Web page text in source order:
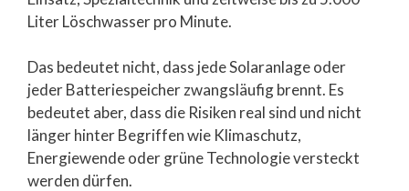
Liter Löschwasser pro Minute.
Das bedeutet nicht, dass jede Solaranlage oder
jeder Batteriespeicher zwangsläufig brennt. Es
bedeutet aber, dass die Risiken real sind und nicht
länger hinter Begriffen wie Klimaschutz,
Energiewende oder grüne Technologie versteckt
werden dürfen.